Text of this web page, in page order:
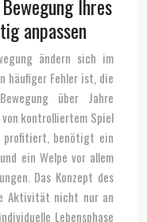
Ihres
anpassen
ändern sich im
häufiger Fehler ist, die
über Jahre
von kontrolliertem Spiel
profitiert, benötigt ein
ein Welpe vor allem
Das Konzept des
Aktivität nicht nur an
Lebensphase